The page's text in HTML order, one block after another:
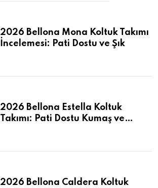
2026 Bellona Mona Koltuk Takımı
İncelemesi: Pati Dostu ve Şık
2026 Bellona Estella Koltuk
Takımı: Pati Dostu Kumaş ve
2026 Bellona Caldera Koltuk